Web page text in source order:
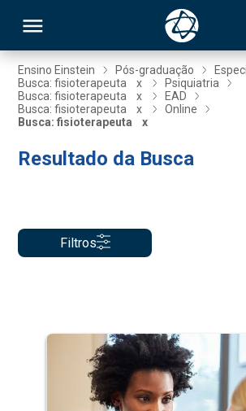
Ensino Einstein Pós-graduação
Busca: fisioterapeuta
x
Psiquiatria
Busca: fisioterapeuta
x
EAD
Busca: fisioterapeuta
x
Online
Busca: fisioterapeuta
x
Resultado da Busca
Filtros